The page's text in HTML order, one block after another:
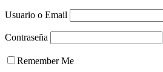
Usuario o Email
Contraseña
Remember Me